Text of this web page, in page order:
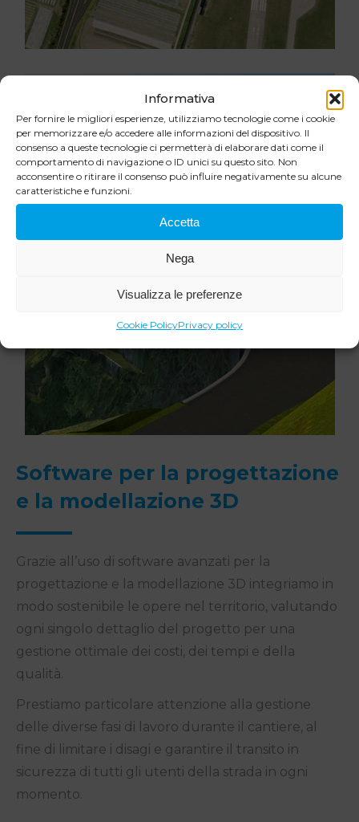
Informativa
Per fornire le migliori esperienze, utilizziamo tecnologie come i cookie
per memorizzare e/o accedere alle informazioni del dispositivo. Il
consenso a queste tecnologie ci permetterà di elaborare dati come il
comportamento di navigazione o ID unici su questo sito. Non
acconsentire o ritirare il consenso può influire negativamente su alcune
caratteristiche e funzioni.
Accetta
Nega
Visualizza le preferenze
Cookie PolicyPrivacy policy
Software per la progettazione
e la modellazione 3D
Grazie all’uso di software avanzati per la
progettazione e la modellazione 3D integriamo in
modo sostenibile le opere nel territorio, valutando
ogni singolo dettaglio del progetto per una
gestione ottimale dei costi, dei tempi e della
qualità.
Prestiamo particolare attenzione alla gestione
delle diverse fasi di lavoro durante il cantiere, al
fine di limitare i disagi e garantire il transito in
sicurezza di tutti gli utenti della strada in ogni
momento.